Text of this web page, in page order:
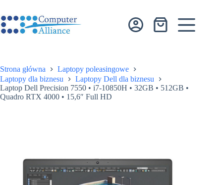
treści
Koszyk
Strona główna
Laptopy poleasingowe
Laptopy dla biznesu
Laptopy Dell dla biznesu
Laptop Dell Precision 7550 • i7-10850H • 32GB • 512GB •
Quadro RTX 4000 • 15,6″ Full HD